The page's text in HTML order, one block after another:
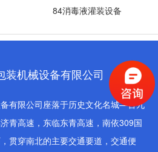
84消毒液灌装设备
装机械设备有限公司
限公司座落于历史文化名城—古九
青高速，东临东青高速，南依309国
贯穿南北的主要交通要道，交通便